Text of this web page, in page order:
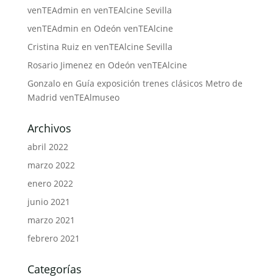
venTEAdmin en venTEAlcine Sevilla
venTEAdmin en Odeón venTEAlcine
Cristina Ruiz en venTEAlcine Sevilla
Rosario Jimenez en Odeón venTEAlcine
Gonzaloen Guía exposición trenes clásicos Metro de
Madrid venTEAlmuseo
Archivos
abril 2022
marzo 2022
enero 2022
junio 2021
marzo 2021
febrero 2021
Categorías